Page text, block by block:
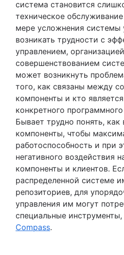
система становится
техническое
мере усложнения системы
возникать трудности с
управлением,
совершенствованием
может возникнуть
того, как связаны между
компоненты и кто
конкретного
Бывает трудно понять, как
компоненты, чтобы
работоспособность и при
негативного воздействия
компоненты и клиентов.
распределенной системе
репозиториев, для
управления им могут
специальные инструменты,
Compass.